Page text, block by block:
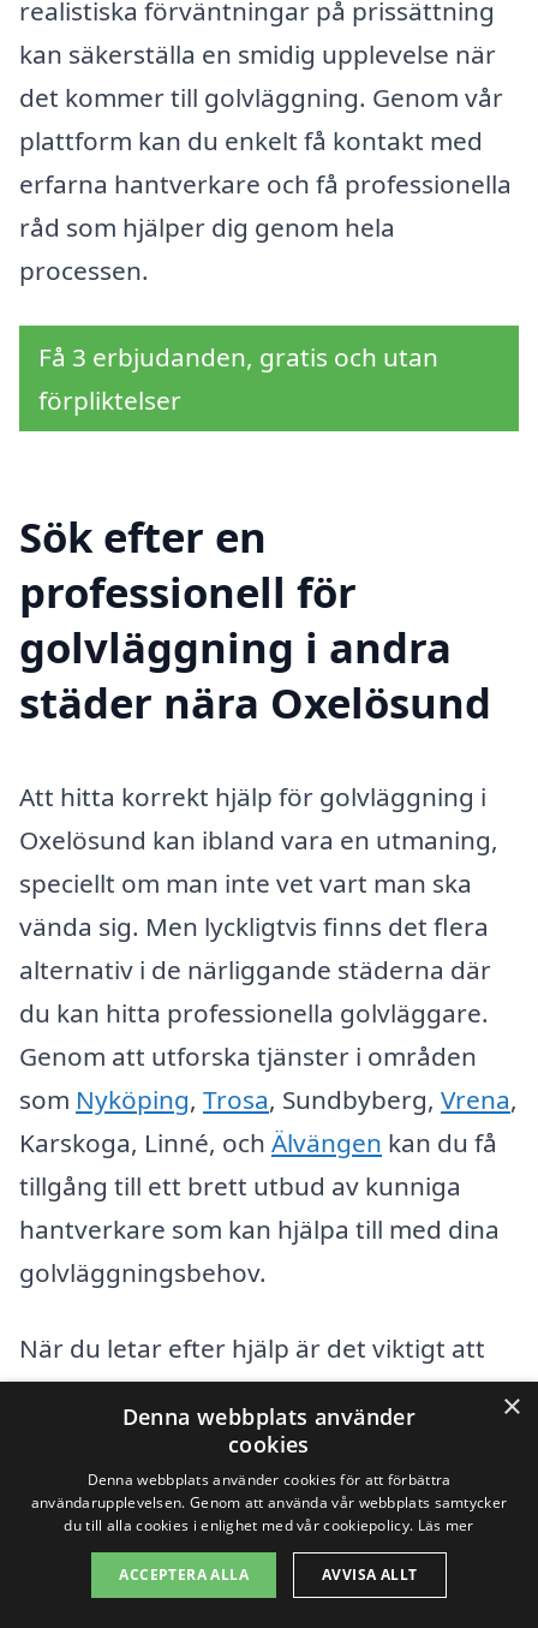
realistiska förväntningar på prissättning
kan säkerställa en smidig upplevelse när
det kommer till golvläggning. Genom vår
plattform kan du enkelt få kontakt med
erfarna hantverkare och få professionella
råd som hjälper dig genom hela
processen.
Få 3 erbjudanden, gratis och utan
förpliktelser
Sök efter en
professionell för
golvläggning i andra
städer nära Oxelösund
Att hitta korrekt hjälp för golvläggning i
Oxelösund kan ibland vara en utmaning,
speciellt om man inte vet vart man ska
vända sig. Men lyckligtvis finns det flera
alternativ i de närliggande städerna där
du kan hitta professionella golvläggare.
Genom att utforska tjänster i områden
som Nyköping, Trosa, Sundbyberg, Vrena,
Karskoga, Linné, och Älvängen kan du få
tillgång till ett brett utbud av kunniga
hantverkare som kan hjälpa till med dina
golvläggningsbehov.
När du letar efter hjälp är det viktigt att
överväga följande faktorer:
Erfarenhet och expertis inom
golvläggning.
Referenser och tidigare
×
Denna webbplats använder
cookies
Denna webbplats använder cookies för att förbättra
användarupplevelsen. Genom att använda vår webbplats samtycker
du till alla cookies i enlighet med vår cookiepolicy. Läs mer
ACCEPTERA ALLA AVVISA ALLT